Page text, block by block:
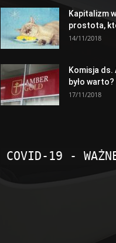
Kapitalizm
prostota,
14/11/2018
Komisja ds.
było warto?
17/11/2018
COVID-19 -